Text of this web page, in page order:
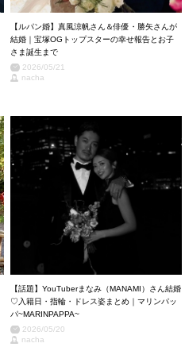
【ルパン婚】真風涼帆さん＆俳優・勝矢さんが
結婚｜宝塚OGトップスターの幸せ報告とお子
さま誕生まで
2026/05/21
nacha
【話題】YouTuberまなみ（MANAMI）さん結婚
♡入籍日・指輪・ドレス姿まとめ｜マリンパッ
パ~MARINPAPPA~
2026/05/20
nacha